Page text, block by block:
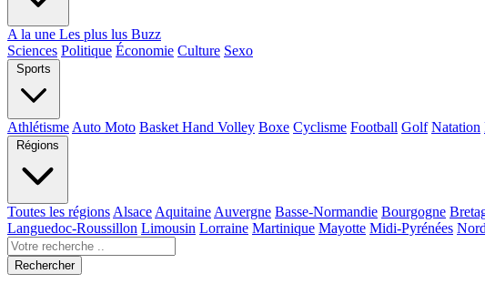
A la une Les plus lus Buzz
Sciences Politique Économie Culture Sexo
Sports
Athlétisme Auto Moto Basket Hand Volley Boxe Cyclisme Football Golf Natation
Régions
Toutes les régions Alsace Aquitaine Auvergne Basse-Normandie Bourgogne
Languedoc-Roussillon Limousin Lorraine Martinique Mayotte Midi-Pyrénées
Rechercher